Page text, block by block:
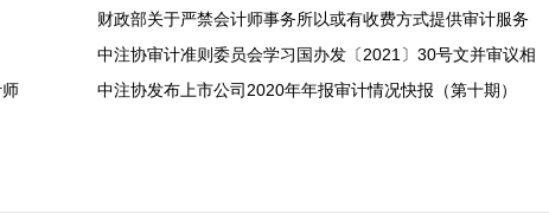
财政部关于严禁会计师事务所以或有收费方式提供审计服务
中注协审计准则委员会学习国办发〔2021〕30号文并审议相
中注协发布上市公司2020年年报审计情况快报（第十期）